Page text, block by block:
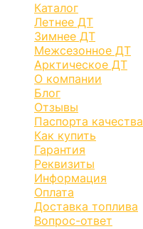
Каталог
Летнее ДТ
Зимнее ДТ
Межсезонное ДТ
Арктическое ДТ
О компании
Блог
Отзывы
Паспорта качества
Как купить
Гарантия
Реквизиты
Информация
Оплата
Доставка топлива
Вопрос-ответ